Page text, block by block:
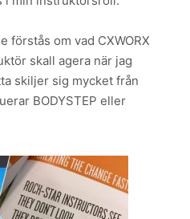
förstås om vad CXWORX
skall agera när jag
skiljer sig mycket från
BODYSTEP eller